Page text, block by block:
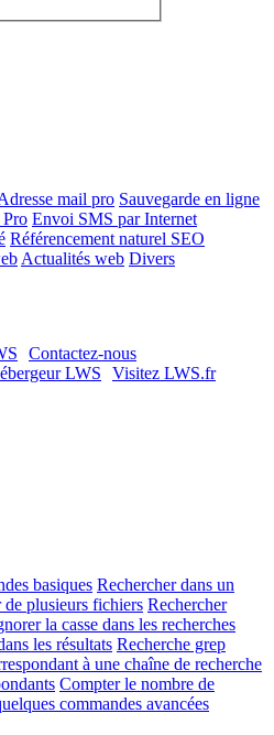
mail pro Sauvegarde en ligne
Envoi SMS par Internet
Référencement naturel SEO
Actualités web Divers
Contactez-nous
Visitez LWS.fr
basiques Rechercher dans un
de plusieurs fichiers Rechercher
la casse dans les recherches
les résultats Recherche grep
à une chaîne de recherche
Compter le nombre de
commandes avancées